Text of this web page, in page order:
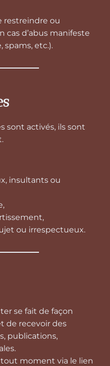
restreindre ou
d’abus manifeste
etc.).
sont activés, ils sont
insultants ou
ou irrespectueux.
se fait de façon
de recevoir des
publications,
moment via le lien